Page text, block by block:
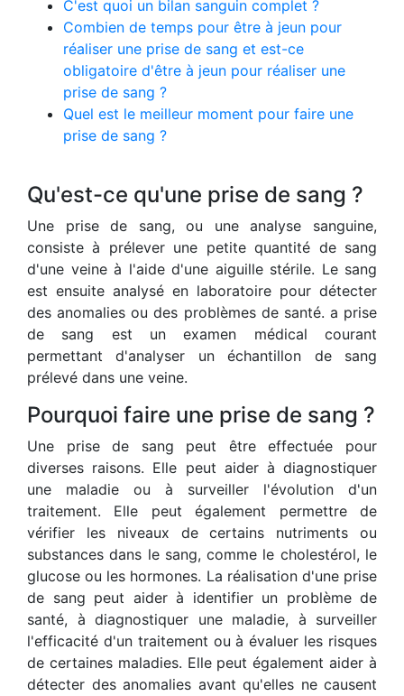
C'est quoi un bilan sanguin complet ?
Combien de temps pour être à jeun pour
réaliser une prise de sang et est-ce
obligatoire d'être à jeun pour réaliser une
prise de sang ?
Quel est le meilleur moment pour faire une
prise de sang ?
Qu'est-ce qu'une prise de sang ?
Une prise de sang, ou une analyse sanguine,
consiste à prélever une petite quantité de sang
d'une veine à l'aide d'une aiguille stérile. Le sang
est ensuite analysé en laboratoire pour détecter
des anomalies ou des problèmes de santé. a prise
de sang est un examen médical courant
permettant d'analyser un échantillon de sang
prélevé dans une veine.
Pourquoi faire une prise de sang ?
Une prise de sang peut être effectuée pour
diverses raisons. Elle peut aider à diagnostiquer
une maladie ou à surveiller l'évolution d'un
traitement. Elle peut également permettre de
vérifier les niveaux de certains nutriments ou
substances dans le sang, comme le cholestérol, le
glucose ou les hormones. La réalisation d'une prise
de sang peut aider à identifier un problème de
santé, à diagnostiquer une maladie, à surveiller
l'efficacité d'un traitement ou à évaluer les risques
de certaines maladies. Elle peut également aider à
détecter des anomalies avant qu'elles ne causent